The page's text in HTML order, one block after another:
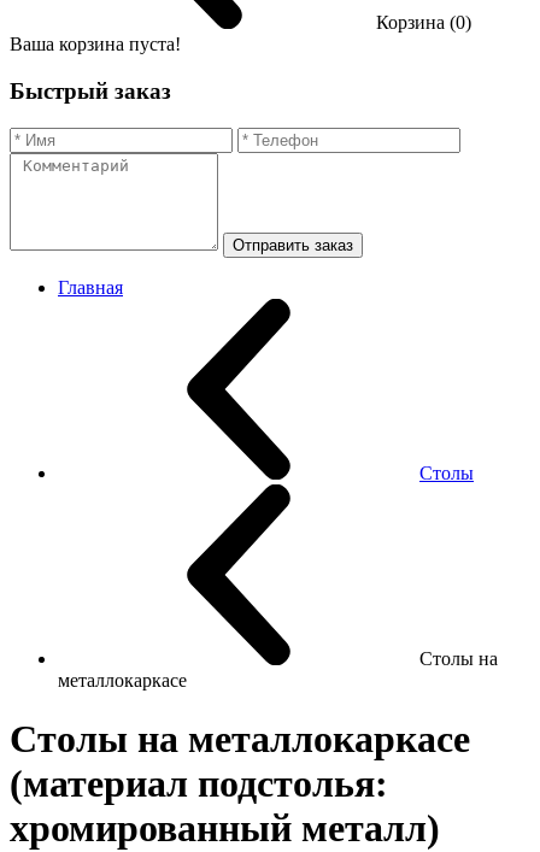
Корзина (0)
Ваша корзина пуста!
Быстрый заказ
Отправить заказ
Главная
Столы
Столы на
металлокаркасе
Столы на металлокаркасе
(материал подстолья:
хромированный металл)